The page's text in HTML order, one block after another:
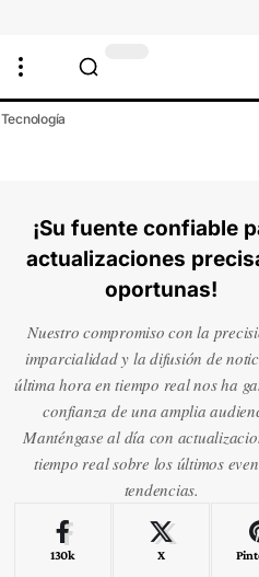
Tecnología
¡Su fuente confiable
actualizaciones
oportunas!
Nuestro compromiso con la
imparcialidad y la difusión de
última hora en tiempo real nos ha
confianza de una amplia
Manténgase al día con
tiempo real sobre los últimos
tendencias.
130k X